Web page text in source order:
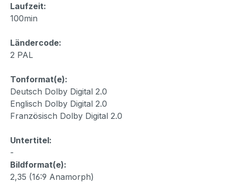
Laufzeit:
100min
Ländercode:
2 PAL
Tonformat(e):
Deutsch Dolby Digital 2.0
Englisch Dolby Digital 2.0
Französisch Dolby Digital 2.0
Untertitel:
-
Bildformat(e):
2,35 (16:9 Anamorph)